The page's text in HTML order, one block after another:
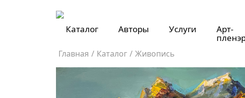
Каталог Авторы Услуги Арт-
Главная / Каталог / Живопись